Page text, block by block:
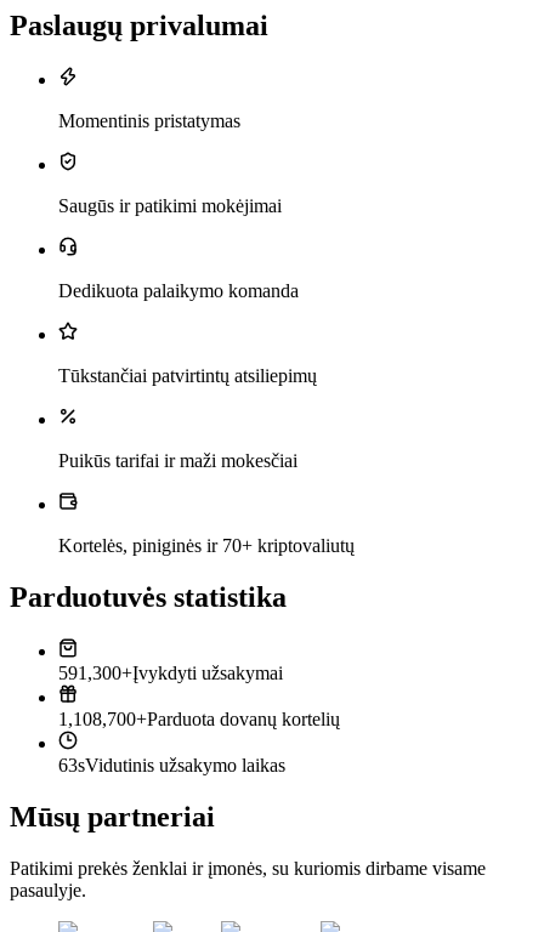
Paslaugų privalumai
Momentinis pristatymas
Saugūs ir patikimi mokėjimai
Dedikuota palaikymo komanda
Tūkstančiai patvirtintų atsiliepimų
Puikūs tarifai ir maži mokesčiai
Kortelės, piniginės ir 70+ kriptovaliutų
Parduotuvės statistika
591,300+Įvykdyti užsakymai
1,108,700+Parduota dovanų kortelių
63sVidutinis užsakymo laikas
Mūsų partneriai
Patikimi prekės ženklai ir įmonės, su kuriomis dirbame visame
pasaulyje.